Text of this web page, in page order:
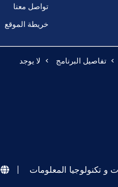
تواصل معنا
خريطة الموقع
تفاصيل البرنامج لا يوجد
و تكنولوجيا المعلومات |